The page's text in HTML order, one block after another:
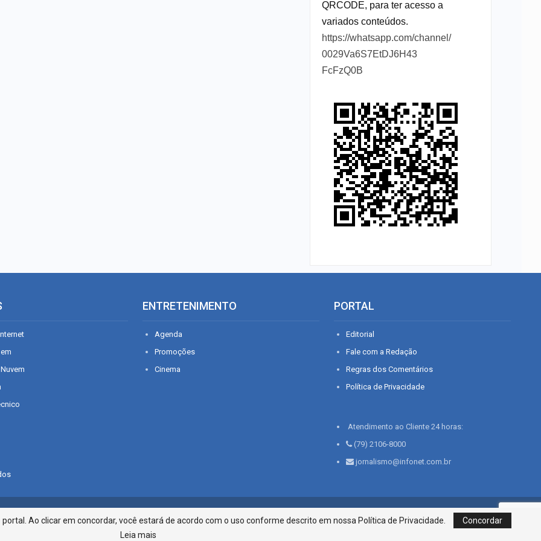
QRCODE, para ter acesso a
variados conteúdos.
https://whatsapp.com/channel/
0029Va6S7EtDJ6H43
FcFzQ0B
ENTRETENIMENTO
Agenda
Promoções
Cinema
PORTAL
Editorial
Fale com a Redação
Regras dos Comentários
Política de Privacidade
Atendimento ao Cliente 24 horas:
(79) 2106-8000
jornalismo@infonet.com.br
Infonet - Rua Monsenhor Silveira 276, Bairro São José | Aracaju-SE, CEP 49015-030, Fone: 79.2106.8000 - CI
Centro de Informações LTDA
Ao clicar em concordar, você estará de acordo com o uso conforme descrito em nossa Política de Privacidade.
Concordar
Leia mais